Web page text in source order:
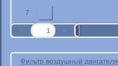
7
Фильтр воздушный двигателя